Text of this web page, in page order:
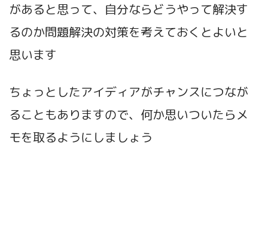
があると思って、自分ならどうやって解決す
るのか問題解決の対策を考えておくとよいと
思います
ちょっとしたアイディアがチャンスにつなが
ることもありますので、何か思いついたらメ
モを取るようにしましょう